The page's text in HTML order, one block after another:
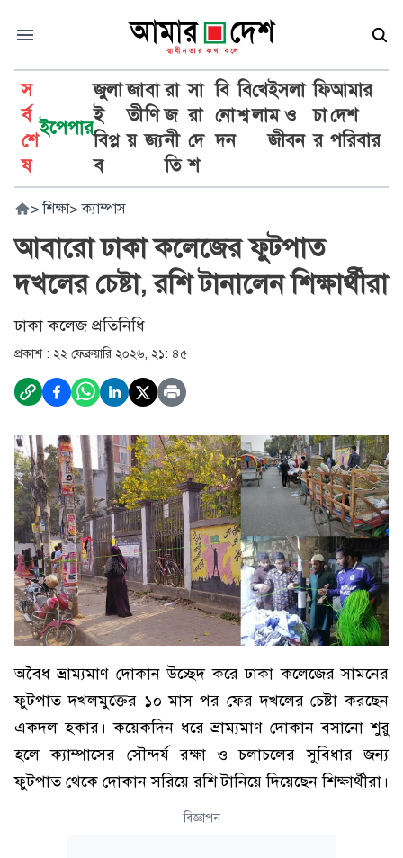
স
র্ব
শে
ষ
ইপেপার
জুলা
ই
বিপ্ল
ব
জা
তী
য়
বা
ণি
জ্য
রা
জ
নী
তি
সা
রা
দে
শ
বি
নো
দন
বি
শ্ব
খে
লা
ইসলা
ম ও
জীবন
ফি
চা
র
আমার
দেশ
পরিবার
> শিক্ষা> ক্যাম্পাস
আবারো ঢাকা কলেজের ফুটপাত
দখলের চেষ্টা, রশি টানালেন শিক্ষার্থীরা
ঢাকা কলেজ প্রতিনিধি
প্রকাশ : ২২ ফেব্রুয়ারি ২০২৬, ২১: ৪৫
অবৈধ ভ্রাম্যমাণ দোকান উচ্ছেদ করে ঢাকা কলেজের সামনের
ফুটপাত দখলমুক্তের ১০ মাস পর ফের দখলের চেষ্টা করছেন
একদল হকার। কয়েকদিন ধরে ভ্রাম্যমাণ দোকান বসানো শুরু
হলে ক্যাম্পাসের সৌন্দর্য রক্ষা ও চলাচলের সুবিধার জন্য
ফুটপাত থেকে দোকান সরিয়ে রশি টানিয়ে দিয়েছেন শিক্ষার্থীরা।
বিজ্ঞাপন